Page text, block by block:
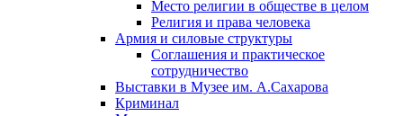
Место религии в обществе в целом
Религия и права человека
Армия и силовые структуры
Соглашения и практическое
сотрудничество
Выставки в Музее им. А.Сахарова
Криминал